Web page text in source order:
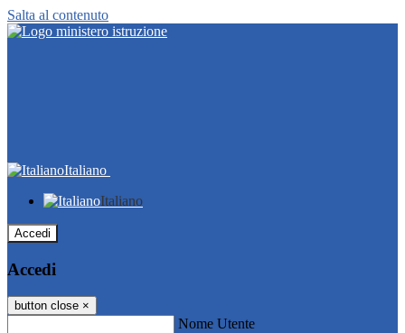
Salta al contenuto
Italiano
Italiano
Accedi
Accedi
button close ×
Nome Utente